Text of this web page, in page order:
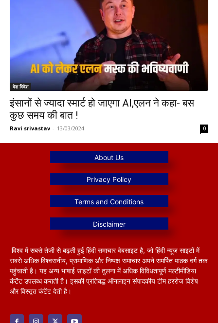
देश विदेश
इंसानों से ज्यादा स्मार्ट हो जाएगा AI,एलन ने कहा- बस
कुछ समय की बात !
Ravi srivastav - 13/03/2024 0
विश्व में सबसे तेजी से बढ़ती हुई हिंदी समाचार वेबसाइट है, जो हिंदी न्यूज साइटों में
सबसे अधिक विश्वसनीय, प्रामाणिक और निष्पक्ष समाचार अपने समर्पित पाठक वर्ग तक
पहुंचाती है। यह अन्य भाषाई साइटों की तुलना में अधिक विविधतापूर्ण मल्टीमीडिया
कंटेंट उपलब्ध कराती है। इसकी प्रतिबद्ध ऑनलाइन संपादकीय टीम हररोज विशेष
और विस्तृत कंटेंट देती है।